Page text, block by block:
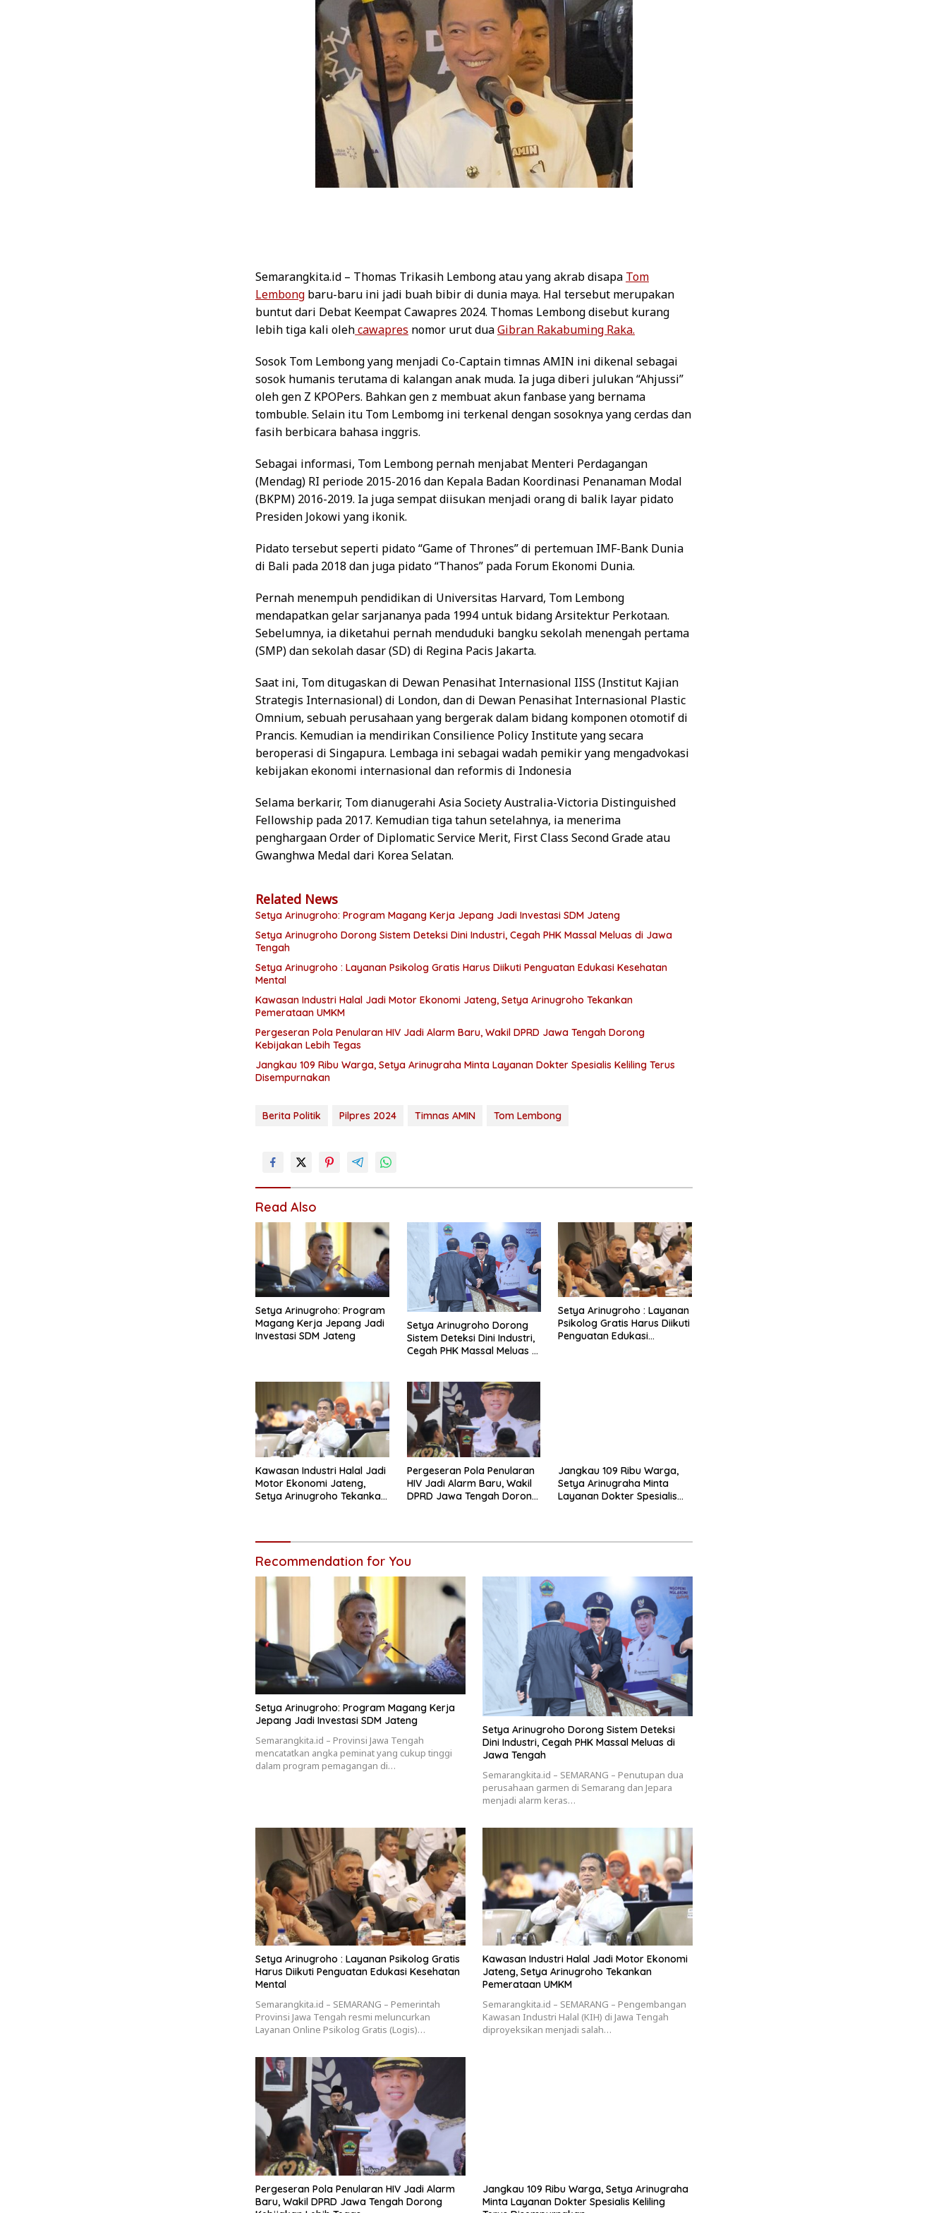
Semarangkita.id – Thomas Trikasih Lembong atau yang akrab disapa Tom
Lembong baru-baru ini jadi buah bibir di dunia maya. Hal tersebut merupakan
buntut dari Debat Keempat Cawapres 2024. Thomas Lembong disebut kurang
lebih tiga kali olehcawapres nomor urut duaGibran Rakabuming Raka.
Sosok Tom Lembong yang menjadi Co-Captain timnas AMIN ini dikenal sebagai
sosok humanis terutama di kalangan anak muda. Ia juga diberi julukan “Ahjussi”
oleh gen Z KPOPers. Bahkan gen z membuat akun fanbase yang bernama
tombuble. Selain itu Tom Lembomg ini terkenal dengan sosoknya yang cerdas dan
fasih berbicara bahasa inggris.
Sebagai informasi, Tom Lembong pernah menjabat Menteri Perdagangan
(Mendag) RI periode 2015-2016 dan Kepala Badan Koordinasi Penanaman Modal
(BKPM) 2016-2019. Ia juga sempat diisukan menjadi orang di balik layar pidato
Presiden Jokowi yang ikonik.
Pidato tersebut seperti pidato “Game of Thrones” di pertemuan IMF-Bank Dunia
di Bali pada 2018 dan juga pidato “Thanos” pada Forum Ekonomi Dunia.
Pernah menempuh pendidikan di Universitas Harvard, Tom Lembong
mendapatkan gelar sarjananya pada 1994 untuk bidang Arsitektur Perkotaan.
Sebelumnya, ia diketahui pernah menduduki bangku sekolah menengah pertama
(SMP) dan sekolah dasar (SD) di Regina Pacis Jakarta.
Saat ini, Tom ditugaskan di Dewan Penasihat Internasional IISS (Institut Kajian
Strategis Internasional) di London, dan di Dewan Penasihat Internasional Plastic
Omnium, sebuah perusahaan yang bergerak dalam bidang komponen otomotif di
Prancis. Kemudian ia mendirikan Consilience Policy Institute yang secara
beroperasi di Singapura. Lembaga ini sebagai wadah pemikir yang mengadvokasi
kebijakan ekonomi internasional dan reformis di Indonesia
Selama berkarir, Tom dianugerahi Asia Society Australia-Victoria Distinguished
Fellowship pada 2017. Kemudian tiga tahun setelahnya, ia menerima
penghargaan Order of Diplomatic Service Merit, First Class Second Grade atau
Gwanghwa Medal dari Korea Selatan.
Related News
Setya Arinugroho: Program Magang Kerja Jepang Jadi Investasi SDM Jateng
Setya Arinugroho Dorong Sistem Deteksi Dini Industri, Cegah PHK Massal Meluas di Jawa
Tengah
Setya Arinugroho : Layanan Psikolog Gratis Harus Diikuti Penguatan Edukasi Kesehatan
Mental
Kawasan Industri Halal Jadi Motor Ekonomi Jateng, Setya Arinugroho Tekankan
Pemerataan UMKM
Pergeseran Pola Penularan HIV Jadi Alarm Baru, Wakil DPRD Jawa Tengah Dorong
Kebijakan Lebih Tegas
Jangkau 109 Ribu Warga, Setya Arinugraha Minta Layanan Dokter Spesialis Keliling Terus
Disempurnakan
Berita Politik Pilpres 2024 Timnas AMIN Tom Lembong
Read Also
Setya Arinugroho: Program
Magang Kerja Jepang Jadi
Investasi SDM Jateng
Setya Arinugroho Dorong
Sistem Deteksi Dini Industri,
Cegah PHK Massal Meluas di
Setya Arinugroho : Layanan
Psikolog Gratis Harus Diikuti
Penguatan Edukasi
Kawasan Industri Halal Jadi
Motor Ekonomi Jateng,
Setya Arinugroho Tekankan
Pergeseran Pola Penularan
HIV Jadi Alarm Baru, Wakil
DPRD Jawa Tengah Dorong
Jangkau 109 Ribu Warga,
Setya Arinugraha Minta
Layanan Dokter Spesialis
Recommendation for You
Setya Arinugroho: Program Magang Kerja
Jepang Jadi Investasi SDM Jateng
Semarangkita.id – Provinsi Jawa Tengah
mencatatkan angka peminat yang cukup tinggi
dalam program pemagangan di…
Setya Arinugroho Dorong Sistem Deteksi
Dini Industri, Cegah PHK Massal Meluas di
Jawa Tengah
Semarangkita.id – SEMARANG – Penutupan dua
perusahaan garmen di Semarang dan Jepara
menjadi alarm keras…
Setya Arinugroho : Layanan Psikolog Gratis
Harus Diikuti Penguatan Edukasi Kesehatan
Mental
Semarangkita.id – SEMARANG – Pemerintah
Provinsi Jawa Tengah resmi meluncurkan
Layanan Online Psikolog Gratis (Logis)…
Kawasan Industri Halal Jadi Motor Ekonomi
Jateng, Setya Arinugroho Tekankan
Pemerataan UMKM
Semarangkita.id – SEMARANG – Pengembangan
Kawasan Industri Halal (KIH) di Jawa Tengah
diproyeksikan menjadi salah…
Pergeseran Pola Penularan HIV Jadi Alarm
Baru, Wakil DPRD Jawa Tengah Dorong
Jangkau 109 Ribu Warga, Setya Arinugraha
Minta Layanan Dokter Spesialis Keliling